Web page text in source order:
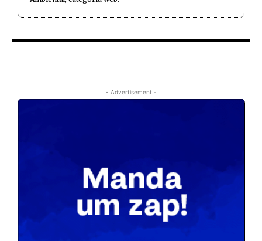
- Advertisement -